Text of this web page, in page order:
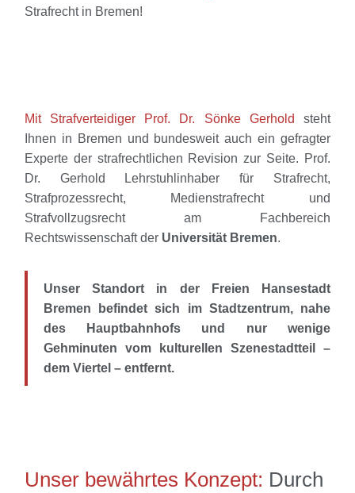
Strafrecht in Bremen!
Mit Strafverteidiger Prof. Dr. Sönke Gerhold steht
Ihnen in Bremen und bundesweit auch ein gefragter
Experte der strafrechtlichen Revision zur Seite. Prof.
Dr. Gerhold Lehrstuhlinhaber für Strafrecht,
Strafprozessrecht, Medienstrafrecht und
Strafvollzugsrecht am Fachbereich
Rechtswissenschaft der Universität Bremen.
Unser Standort in der Freien Hansestadt
Bremen befindet sich im Stadtzentrum, nahe
des Hauptbahnhofs und nur wenige
Gehminuten vom kulturellen Szenestadtteil –
dem Viertel – entfernt.
Unser bewährtes Konzept: Durch